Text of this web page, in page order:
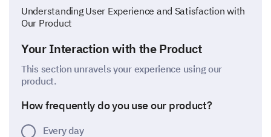
Understanding User Experience and Satisfaction with
Our Product
Your Interaction with the Product
This section unravels your experience using our
product.
How frequently do you use our product?
Every day